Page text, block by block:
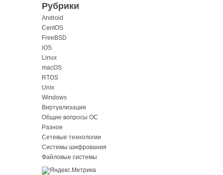
Рубрики
Android
CentOS
FreeBSD
iOS
Linux
macOS
RTOS
Unix
Windows
Виртуализация
Общие вопросы ОС
Разное
Сетевые технологии
Системы шифрования
Файловые системы